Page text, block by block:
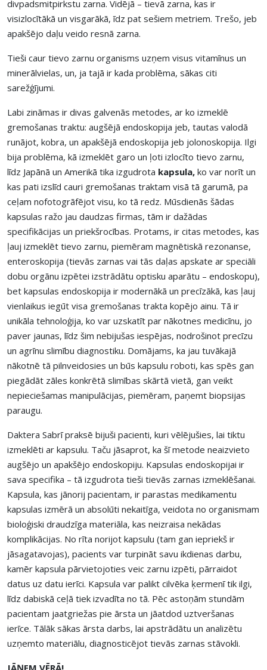
divpadsmitpirkstu zarna. Vidējā – tievā zarna, kas ir
visizlocītākā un visgarākā, īdz pat sešiem metriem. Trešo, jeb
apakšējo daļu veido resnā zarna.
Tieši caur tievo zarnu organisms uzņem visus vitamīnus un
minerālvielas, un, ja tajā ir kada problēma, sākas citi
sarežģījumi.
Labi zināmas ir divas galvenās metodes, ar ko izmeklē
gremošanas traktu: augšējā endoskopija jeb, tautas valodā
runājot, kobra, un apakšējā endoskopija jeb jolonoskopija. Ilgi
bija problēma, kā izmeklēt garo un ļoti izlocīto tievo zarnu,
līdz Japānā un Amerikā tika izgudrota kapsula, ko var norīt un
kas pati izslīd cauri gremošanas traktam visā tā garumā, pa
ceļam nofotogrāfējot visu, ko tā redz. Mūsdienās šādas
kapsulas ražo jau daudzas firmas, tām ir dažādas
specifikācijas un priekšrocības. Protams, ir citas metodes, kas
ļauj izmeklēt tievo zarnu, piemēram magnētiskā rezonanse,
enteroskopija (tievās zarnas vai tās daļas apskate ar speciāli
dobu orgānu izpētei izstrādātu optisku aparātu – endoskopu),
bet kapsulas endoskopija ir modernākā un precīzākā, kas ļauj
vienlaikus iegūt visa gremošanas trakta kopējo ainu. Tā ir
unikāla tehnoloģija, ko var uzskatīt par nākotnes medicīnu, jo
paver jaunas, līdz šim nebijušas iespējas, nodrošinot precīzu
un agrīnu slimību diagnostiku. Domājams, ka jau tuvākajā
nākotnē tā pilnveidosies un būs kapsulu roboti, kas spēs gan
piegādāt zāles konkrētā slimības skārtā vietā, gan veikt
nepieciešamas manipulācijas, piemēram, paņemt biopsijas
paraugu.
Daktera Sabrī praksē bijuši pacienti, kuri vēlējušies, lai tiktu
izmeklēti ar kapsulu. Taču jāsaprot, ka šī metode neaizvieto
augšējo un apakšējo endoskopiju. Kapsulas endoskopijai ir
sava specifika – tā izgudrota tieši tievās zarnas izmeklēšanai.
Kapsula, kas jānorij pacientam, ir parastas medikamentu
kapsulas izmērā un absolūti nekaitīga, veidota no organismam
bioloģiski draudzīga materiāla, kas neizraisa nekādas
komplikācijas. No rīta norijot kapsulu (tam gan iepriekš ir
jāsagatavojas), pacients var turpināt savu ikdienas darbu,
kamēr kapsula pārvietojoties veic zarnu izpēti, pārraidot
datus uz datu ierīci. Kapsula var palikt cilvēka ķermenī tik ilgi,
līdz dabiskā ceļā tiek izvadīta no tā. Pēc astoņām stundām
pacientam jaatgriežas pie ārsta un jāatdod uztveršanas
ierīce. Tālāk sākas ārsta darbs, lai apstrādātu un analizētu
uzņemto materiālu, diagnosticējot tievās zarnas stāvokli.
JĀŅEM VĒRĀ!